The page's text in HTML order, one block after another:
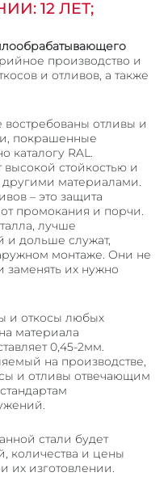
МЕТАЛЛА
МЕТАЛЛА
12 ЛЕТ;
производство и
и отливов, а также
отливы и
покрашенные
каталогу RAL.
высокой стойкостью и
материалами.
– это защита
промокания и порчи.
лучше
и дольше служат,
монтаже. Они не
заменять их нужно
и откосы любых
материала
0,45-2мм.
на производстве,
и отливы отвечающим
стали будет
количества и цены
их изготовлении.